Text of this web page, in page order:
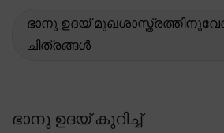
ഭാനു ഉദയ്
ചിത്രങ്ങൾ
ഭാനു ഉദയ് കുറിച്ച്